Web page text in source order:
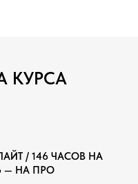
КУРСА
/ 146 ЧАСОВ НА
— НА ПРО